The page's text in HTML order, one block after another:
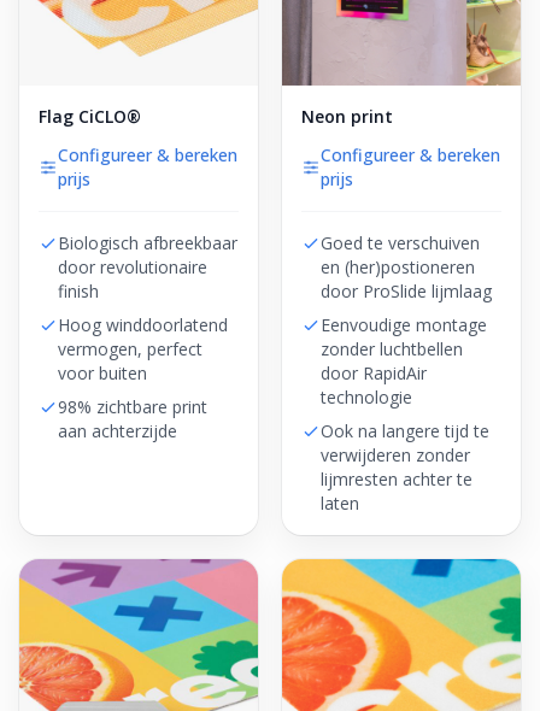
Flag CiCLO®
Configureer & bereken
prijs
Biologisch afbreekbaar
door revolutionaire
finish
Hoog winddoorlatend
vermogen, perfect
voor buiten
98% zichtbare print
aan achterzijde
Neon print
Configureer & bereken
prijs
Goed te verschuiven
en (her)postioneren
door ProSlide lijmlaag
Eenvoudige montage
zonder luchtbellen
door RapidAir
technologie
Ook na langere tijd te
verwijderen zonder
lijmresten achter te
laten